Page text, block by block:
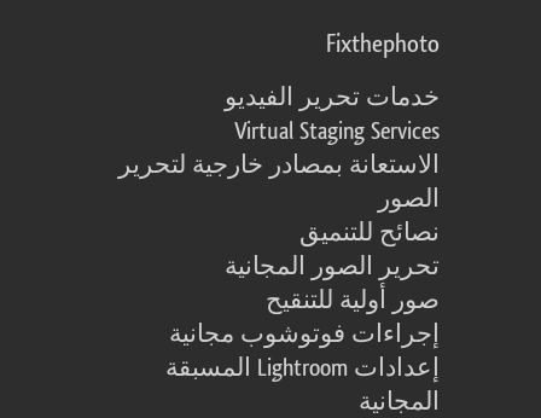
Fixthephoto
خدمات تحرير الفيديو
Virtual Staging Services
الاستعانة بمصادر خارجية لتحرير
الصور
نصائح للتنميق
تحرير الصور المجانية
صور أولية للتنقيح
إجراءات فوتوشوب مجانية
إعدادات Lightroom المسبقة
المجانية